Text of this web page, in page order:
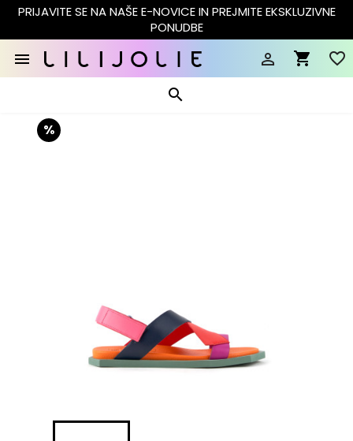
PRIJAVITE SE NA NAŠE E-NOVICE IN PREJMITE EKSKLUZIVNE
PONUDBE
 favorite_border
shopping_cart

search
%